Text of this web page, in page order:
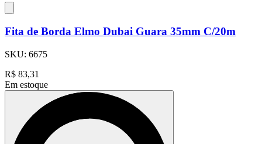
Fita de Borda Elmo Dubai Guara 35mm C/20m
SKU: 6675
R$ 83,31
Em estoque